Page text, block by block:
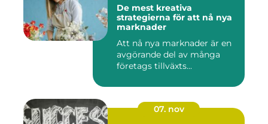
De mest kreativa
strategierna för att nå nya
marknader
Att nå nya marknader är en
avgörande del av många
företags tillväxts...
07. nov